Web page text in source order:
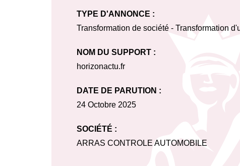
TYPE D'ANNONCE :
Transformation de société - Transformation
NOM DU SUPPORT :
horizonactu.fr
DATE DE PARUTION :
24 Octobre 2025
SOCIÉTÉ :
ARRAS CONTROLE AUTOMOBILE